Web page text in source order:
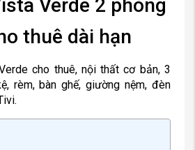
Verde 2 phòng
thuê dài hạn
cho thuê, nội thất cơ bản, 3
rèm, bàn ghế, giường nệm, đèn